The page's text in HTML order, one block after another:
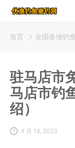
首页 全国各地钓
驻马店市
马店市钓
绍）
4 月 18, 2023